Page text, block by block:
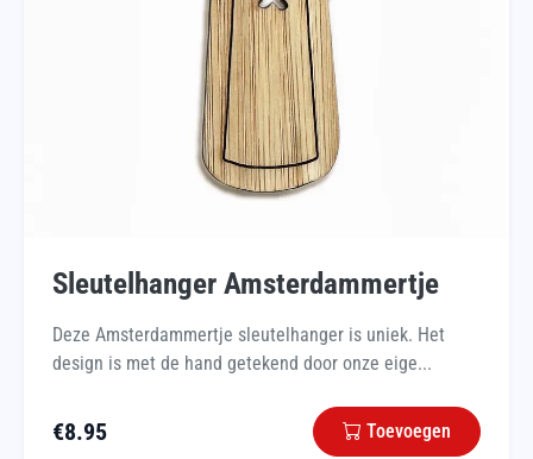
Sleutelhanger Amsterdammertje
Deze Amsterdammertje sleutelhanger is uniek. Het
design is met de hand getekend door onze eige...
€8.95 Toevoegen